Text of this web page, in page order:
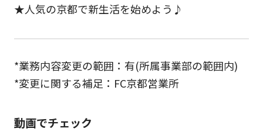
★人気の京都で新生活を始めよう♪
*業務内容変更の範囲：有(所属事業部の範囲内)
*変更に関する補足：FC京都営業所
動画でチェック